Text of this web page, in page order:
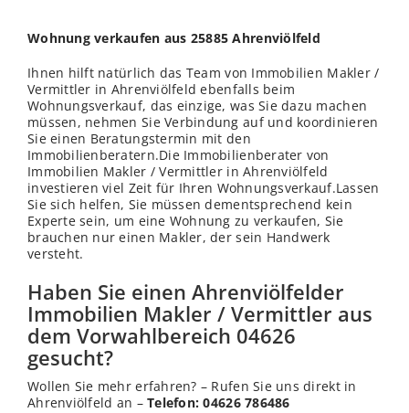
Wohnung verkaufen aus 25885 Ahrenviölfeld
Ihnen hilft natürlich das Team von Immobilien Makler /
Vermittler in Ahrenviölfeld ebenfalls beim
Wohnungsverkauf, das einzige, was Sie dazu machen
müssen, nehmen Sie Verbindung auf und koordinieren
Sie einen Beratungstermin mit den
Immobilienberatern.Die Immobilienberater von
Immobilien Makler / Vermittler in Ahrenviölfeld
investieren viel Zeit für Ihren Wohnungsverkauf.Lassen
Sie sich helfen, Sie müssen dementsprechend kein
Experte sein, um eine Wohnung zu verkaufen, Sie
brauchen nur einen Makler, der sein Handwerk
versteht.
Haben Sie einen Ahrenviölfelder
Immobilien Makler / Vermittler aus
dem Vorwahlbereich 04626
gesucht?
Wollen Sie mehr erfahren? – Rufen Sie uns direkt in
Ahrenviölfeld an –Telefon: 04626 786486